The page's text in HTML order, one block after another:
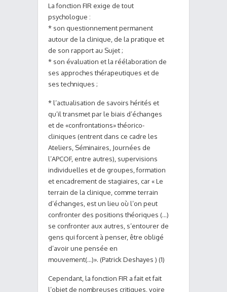
La fonction FIR exige de tout
psychologue :
* son questionnement permanent
autour de la clinique, de la pratique et
de son rapport au Sujet ;
* son évaluation et la réélaboration de
ses approches thérapeutiques et de
ses techniques ;
* l’actualisation de savoirs hérités et
qu’il transmet par le biais d’échanges
et de «confrontations» théorico-
cliniques (entrent dans ce cadre les
Ateliers, Séminaires, Journées de
l’APCOF, entre autres), supervisions
individuelles et de groupes, formation
et encadrement de stagiaires, car « Le
terrain de la clinique, comme terrain
d’échanges, est un lieu où l’on peut
confronter des positions théoriques (…)
se confronter aux autres, s’entourer de
gens qui forcent à penser, être obligé
d’avoir une pensée en
mouvement(…)». (Patrick Deshayes ) (1)
Cependant, la fonction FIR a fait et fait
l’objet de nombreuses critiques, voire